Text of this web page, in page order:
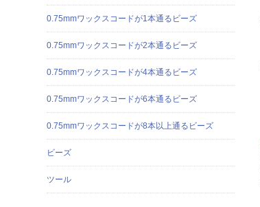
0.75mmワックスコードが1本通るビーズ
0.75mmワックスコードが2本通るビーズ
0.75mmワックスコードが4本通るビーズ
0.75mmワックスコードが6本通るビーズ
0.75mmワックスコードが8本以上通るビーズ
ビーズ
ツール